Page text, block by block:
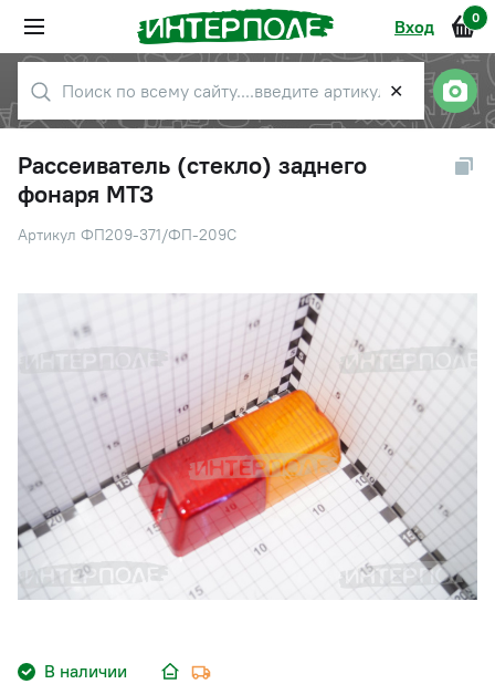
Вход 0
✕
Рассеиватель (стекло) заднего
фонаря МТЗ
Артикул ФП209-371/ФП-209С
В наличии